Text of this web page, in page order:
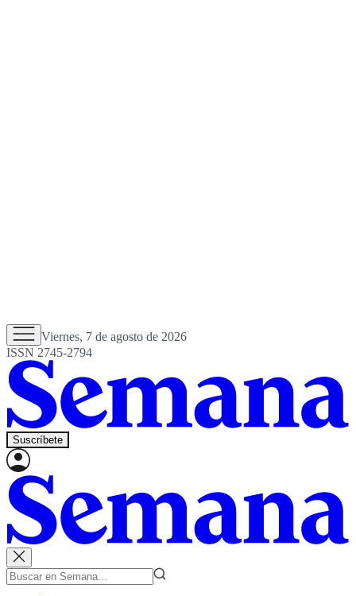
Viernes, 7 de agosto de 2026
ISSN 2745-2794
Suscríbete